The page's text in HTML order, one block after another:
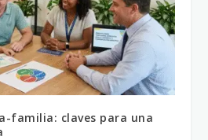
familia: claves para una